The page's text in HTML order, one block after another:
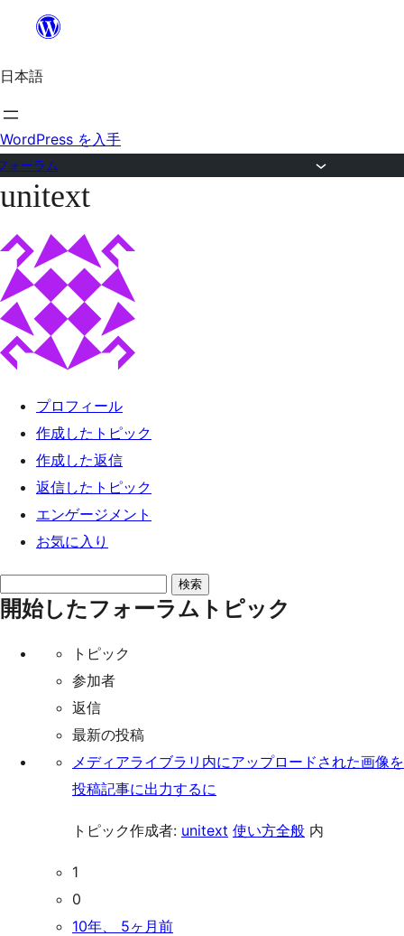
を
ス
キ
ッ
プ
日本語
WordPress を入手
ォーラム
コ
テ
ン
ツ
へ
ス
unitext
プロフィール
作成したトピック
作成した返信
返信したトピック
エンゲージメント
お気に入り
ピ
開始したフォーラムトピック
トピック
参加者
返信
最新の投稿
メディアライブラリ内にアップロードされた画像を
投稿記事に出力するに
トピック作成者: unitext 使い方全般 内
1
0
10年、 5ヶ月前